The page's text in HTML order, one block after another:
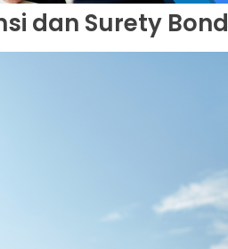
dan Surety Bond